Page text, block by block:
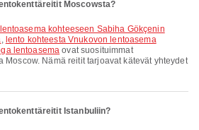
Moscowsta?
, lento kohteesta Vnukovon lentoasema
lentoasema ovat suosituimmat
Moscow. Nämä reitit tarjoavat kätevät yhteydet
Istanbuliin?